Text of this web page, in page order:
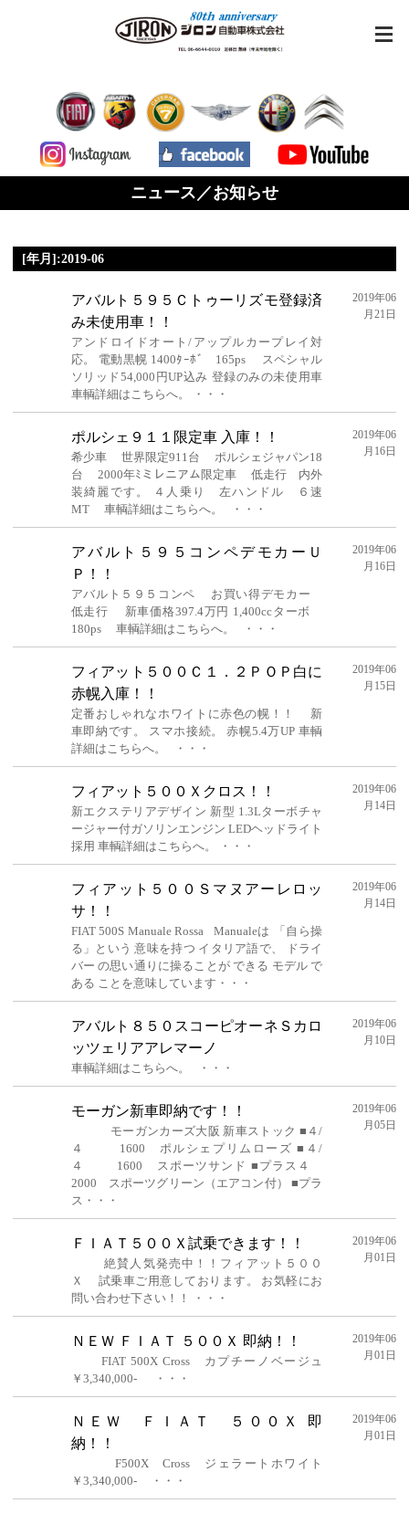
ニュース／お知らせ
[年月]:2019-06
アバルト５９５Ｃトゥーリズモ登録済
み未使用車！！
アンドロイドオート/アップルカープレイ対
応。 電動黒幌 1400ﾀｰﾎﾞ 165ps スペシャル
ソリッド54,000円UP込み 登録のみの未使用車
車輌詳細はこちらへ。 ・・・
2019年06
月21日
ポルシェ９１１限定車 入庫！！
希少車 世界限定911台 ポルシェジャパン18
台 2000年ﾐミレニアム限定車 低走行 内外
装綺麗です。 ４人乗り 左ハンドル ６速
MT 車輌詳細はこちらへ。 ・・・
2019年06
月16日
アバルト５９５コンペデモカーＵ
Ｐ！！
アバルト５９５コンペ お買い得デモカー
低走行 新車価格397.4万円 1,400ccターボ
180ps 車輌詳細はこちらへ。 ・・・
2019年06
月16日
フィアット５００Ｃ１．２ＰＯＰ白に
赤幌入庫！！
定番おしゃれなホワイトに赤色の幌！！ 新
車即納です。 スマホ接続。 赤幌5.4万UP 車輌
詳細はこちらへ。 ・・・
2019年06
月15日
フィアット５００Ｘクロス！！
新エクステリアデザイン 新型 1.3Lターボチャ
ージャー付ガソリンエンジン LEDヘッドライト
採用 車輌詳細はこちらへ。 ・・・
2019年06
月14日
フィアット５００Ｓマヌアーレロッ
サ！！
FIAT 500S Manuale Rossa Manualeは 「自ら操
る」という 意味を持つ イタリア語で、 ドライ
バー の思い通りに操ることが できる モデル で
ある ことを意味しています・・・
2019年06
月14日
アバルト８５０スコーピオーネＳカロ
ッツェリアアレマーノ
車輌詳細はこちらへ。 ・・・
2019年06
月10日
モーガン新車即納です！！
モーガンカーズ大阪 新車ストック ■４/
４ 1600 ポルシェプリムローズ ■４/
４ 1600 スポーツサンド ■プラス４
2000 スポーツグリーン（エアコン付） ■プラ
ス・・・
2019年06
月05日
ＦＩＡＴ５００Ｘ試乗できます！！
絶賛人気発売中！！フィアット５００
Ｘ 試乗車ご用意しております。 お気軽にお
問い合わせ下さい！！ ・・・
2019年06
月01日
ＮＥＷ ＦＩＡＴ ５００Ｘ 即納！！
FIAT 500X Cross カプチーノベージュ
￥3,340,000- ・・・
2019年06
月01日
ＮＥＷ ＦＩＡＴ ５００Ｘ 即
納！！
F500X Cross ジェラートホワイト
￥3,340,000- ・・・
2019年06
月01日